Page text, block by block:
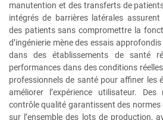
manutention et des transferts de
intégrés de barrières latérales
des patients sans compromettre la
d’ingénierie mène des essais
dans des établissements de santé
performances dans des conditions
professionnels de santé pour affiner les
améliorer l’expérience utilisateur.
contrôle qualité garantissent des
sur l’ensemble des lots de production,